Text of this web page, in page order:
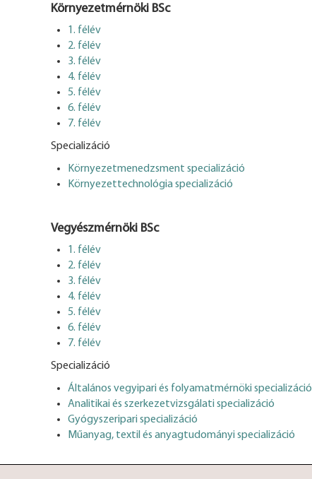
Környezetmérnöki BSc
1. félév
2. félév
3. félév
4. félév
5. félév
6. félév
7. félév
Specializáció
Környezetmenedzsment specializáció
Környezettechnológia specializáció
Vegyészmérnöki BSc
1. félév
2. félév
3. félév
4. félév
5. félév
6. félév
7. félév
Specializáció
Általános vegyipari és folyamatmérnöki specializáció
Analitikai és szerkezetvizsgálati specializáció
Gyógyszeripari specializáció
Műanyag, textil és anyagtudományi specializáció